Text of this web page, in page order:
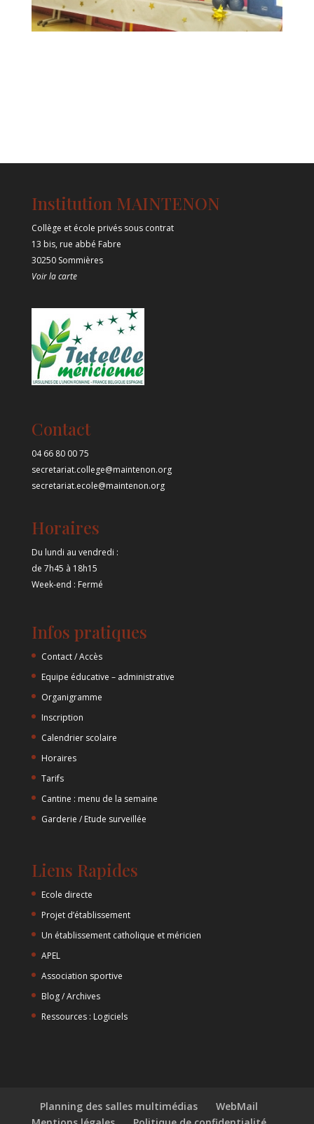
Institution MAINTENON
Collège et école privés sous contrat
13 bis, rue abbé Fabre
30250 Sommières
Voir la carte
Contact
04 66 80 00 75
secretariat.college@maintenon.org
secretariat.ecole@maintenon.org
Horaires
Du lundi au vendredi :
de 7h45 à 18h15
Week-end : Fermé
Infos pratiques
Contact / Accès
Equipe éducative – administrative
Organigramme
Inscription
Calendrier scolaire
Horaires
Tarifs
Cantine : menu de la semaine
Garderie / Etude surveillée
Liens Rapides
Ecole directe
Projet d’établissement
Un établissement catholique et méricien
APEL
Association sportive
Blog / Archives
Ressources : Logiciels
Planning des salles multimédias
WebMail